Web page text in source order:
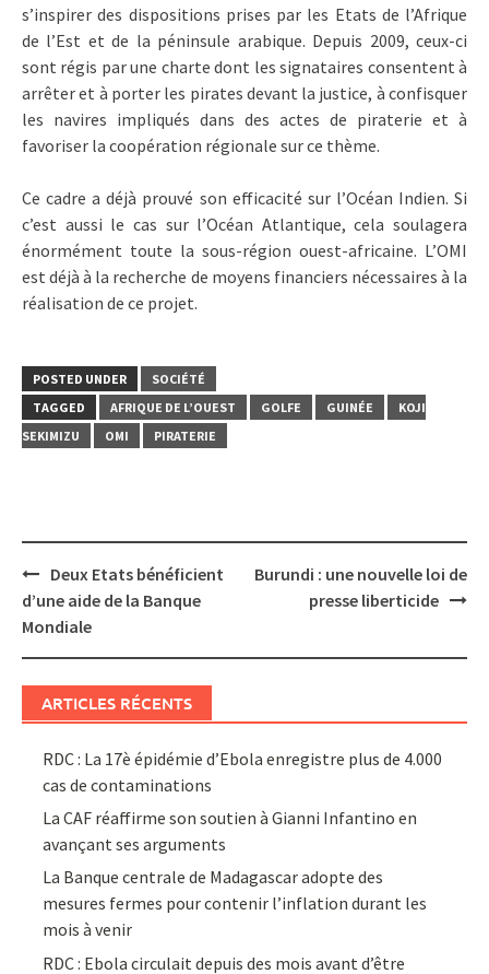
s’inspirer des dispositions prises par les Etats de l’Afrique
de l’Est et de la péninsule arabique. Depuis 2009, ceux-ci
sont régis par une charte dont les signataires consentent à
arrêter et à porter les pirates devant la justice, à confisquer
les navires impliqués dans des actes de piraterie et à
favoriser la coopération régionale sur ce thème.
Ce cadre a déjà prouvé son efficacité sur l’Océan Indien. Si
c’est aussi le cas sur l’Océan Atlantique, cela soulagera
énormément toute la sous-région ouest-africaine. L’OMI
est déjà à la recherche de moyens financiers nécessaires à la
réalisation de ce projet.
POSTED UNDER
SOCIÉTÉ
TAGGED
AFRIQUE DE L’OUEST GOLFE GUINÉE
KOJI
SEKIMIZU
OMI PIRATERIE
Post
navigation
Deux Etats bénéficient
d’une aide de la Banque
Mondiale
Burundi : une nouvelle loi de
presse liberticide
ARTICLES RÉCENTS
RDC : La 17è épidémie d’Ebola enregistre plus de 4.000
cas de contaminations
La CAF réaffirme son soutien à Gianni Infantino en
avançant ses arguments
La Banque centrale de Madagascar adopte des
mesures fermes pour contenir l’inflation durant les
mois à venir
RDC : Ebola circulait depuis des mois avant d’être